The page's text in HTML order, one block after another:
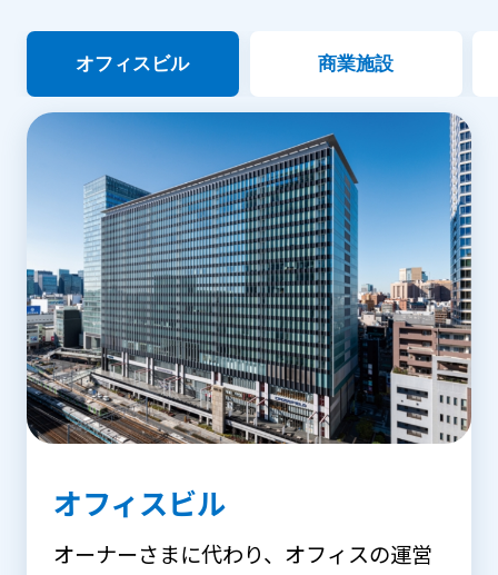
オフィスビル 商業施設
オフィスビル
オーナーさまに代わり、オフィスの運営